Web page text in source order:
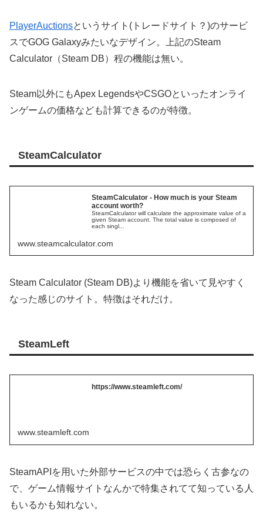
PlayerAuctionsというサイト(トレードサイト？)のサービ
スでGOG Galaxyみたいなデザイン。上記のSteam
Calculator（Steam DB）程の機能は無い。
Steam以外にもApex LegendsやCSGOといったオンライ
ンゲームの価格なども計算できるのが特徴。
SteamCalculator
SteamCalculator - How much is your Steam
account worth?
SteamCalculator will calculate the approximate value of a
given Steam account. The total value is composed of
each singl...
www.steamcalculator.com
Steam Calculator (Steam DB)より機能を省いて見やすく
なった感じのサイト。特徴はそれだけ。
SteamLeft
https://www.steamleft.com/
www.steamleft.com
SteamAPIを用いた外部サービスの中では恐らく古参なの
で、ゲーム情報サイトなんかで特集されてて知っている人
もいるかも知れない。